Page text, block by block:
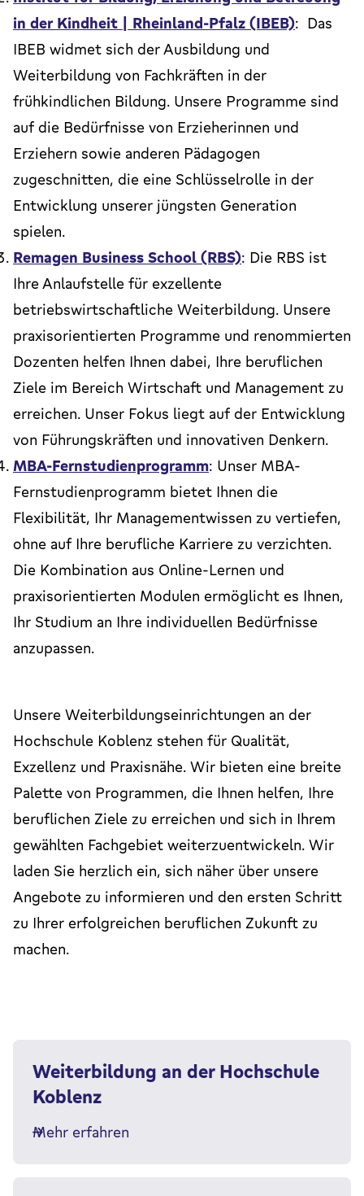
in der Kindheit | Rheinland-Pfalz (IBEB): Das
IBEB widmet sich der Ausbildung und
Weiterbildung von Fachkräften in der
frühkindlichen Bildung. Unsere Programme sind
auf die Bedürfnisse von Erzieherinnen und
Erziehern sowie anderen Pädagogen
zugeschnitten, die eine Schlüsselrolle in der
Entwicklung unserer jüngsten Generation
spielen.
Remagen Business School (RBS): Die RBS ist
Ihre Anlaufstelle für exzellente
betriebswirtschaftliche Weiterbildung. Unsere
praxisorientierten Programme und renommierten
Dozenten helfen Ihnen dabei, Ihre beruflichen
Ziele im Bereich Wirtschaft und Management zu
erreichen. Unser Fokus liegt auf der Entwicklung
von Führungskräften und innovativen Denkern.
MBA-Fernstudienprogramm: Unser MBA-
Fernstudienprogramm bietet Ihnen die
Flexibilität, Ihr Managementwissen zu vertiefen,
ohne auf Ihre berufliche Karriere zu verzichten.
Die Kombination aus Online-Lernen und
praxisorientierten Modulen ermöglicht es Ihnen,
Ihr Studium an Ihre individuellen Bedürfnisse
anzupassen.
Unsere Weiterbildungseinrichtungen an der
Hochschule Koblenz stehen für Qualität,
Exzellenz und Praxisnähe. Wir bieten eine breite
Palette von Programmen, die Ihnen helfen, Ihre
beruflichen Ziele zu erreichen und sich in Ihrem
gewählten Fachgebiet weiterzuentwickeln. Wir
laden Sie herzlich ein, sich näher über unsere
Angebote zu informieren und den ersten Schritt
zu Ihrer erfolgreichen beruflichen Zukunft zu
machen.
Weiterbildung an der Hochschule
Koblenz
Mehr erfahren